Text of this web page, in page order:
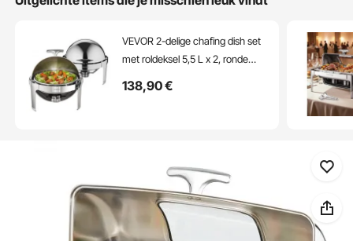
VEVOR 2-delige chafing dish set
met roldeksel 5,5 L x 2, ronde
roestvrij staal inclusief
138,90€